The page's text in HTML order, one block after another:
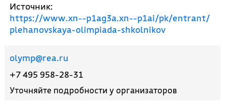
Источник:
https://www.xn--p1ag3a.xn--p1ai/pk/entrant/
plehanovskaya-olimpiada-shkolnikov
olymp@rea.ru
+7 495 958-28-31​
Уточняйте подробности у организаторов